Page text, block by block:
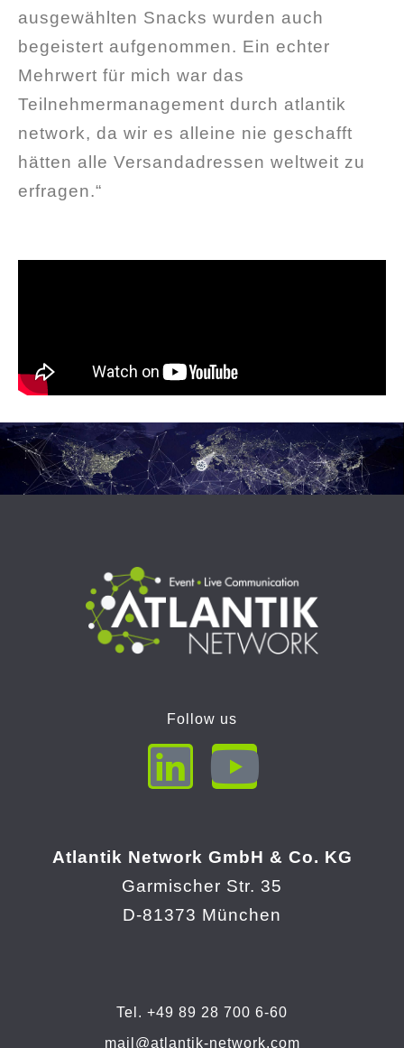
ausgewählten Snacks wurden auch
begeistert aufgenommen. Ein echter
Mehrwert für mich war das
Teilnehmermanagement durch atlantik
network, da wir es alleine nie geschafft
hätten alle Versandadressen weltweit zu
erfragen.“
Follow us
Atlantik Network GmbH & Co. KG
Garmischer Str. 35
D-81373 München
Tel. +49 89 28 700 6-60
mail@atlantik-network.com